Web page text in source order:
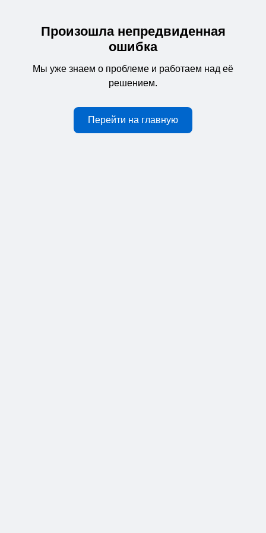
Произошла непредвиденная
ошибка
Мы уже знаем о проблеме и работаем над её
решением.
Перейти на главную